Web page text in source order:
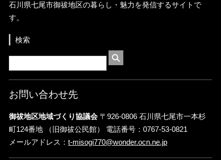
石川県七尾市御祓地区の暮らし・魅力を発信するサイトで
す。
検索
お問い合わせ先
御祓地区地域づくり協議会〒926-0806 石川県七尾市一本杉
町124番地 （旧御祓公民館） 電話番号：0767-53-0821
メールアドレス： t-misogi770@wonder.ocn.ne.jp